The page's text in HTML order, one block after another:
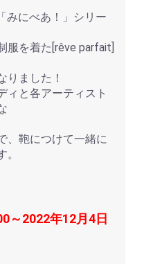
みにべあ！」シリー
服を着た[rêve parfait]
りました！
ィと各アーティスト
、鞄につけて一緒に
～2022年12月4日